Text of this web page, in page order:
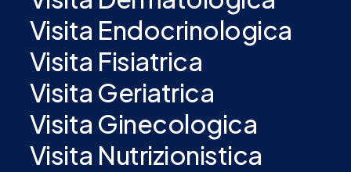
Visita Endocrinologica
Visita Fisiatrica
Visita Geriatrica
Visita Ginecologica
Visita Nutrizionistica